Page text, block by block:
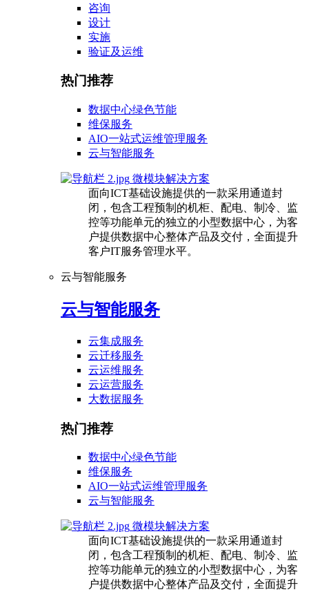
咨询
设计
实施
验证及运维
热门推荐
数据中心绿色节能
维保服务
AIO一站式运维管理服务
云与智能服务
微模块解决方案
面向ICT基础设施提供的一款采用通道封
闭，包含工程预制的机柜、配电、制冷、监
控等功能单元的独立的小型数据中心，为客
户提供数据中心整体产品及交付，全面提升
客户IT服务管理水平。
云与智能服务
云与智能服务
云集成服务
云迁移服务
云运维服务
云运营服务
大数据服务
热门推荐
数据中心绿色节能
维保服务
AIO一站式运维管理服务
云与智能服务
微模块解决方案
面向ICT基础设施提供的一款采用通道封
闭，包含工程预制的机柜、配电、制冷、监
控等功能单元的独立的小型数据中心，为客
户提供数据中心整体产品及交付，全面提升